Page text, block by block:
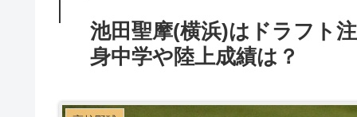
池田聖摩(横浜)はドラフト
身中学や陸上成績は？